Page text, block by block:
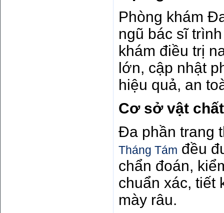
Phòng khám
ngũ bác sĩ
khám điều trị
lớn, cập nhật
hiệu quả, an
Cơ sở vật
Đa phần trang
Tháng Tám đều
chẩn đoán,
chuẩn xác, tiết
mày râu.